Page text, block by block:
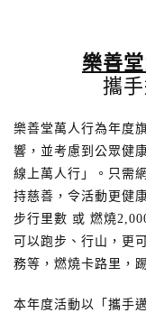
樂善堂
攜
樂善堂萬人行為年度
響，並考慮到公眾健
線上萬人行」。只需
持慈善，令活動更健
步行里數 或 燃燒
可以跑步、行山，更
務等，燃燒卡路里，
本年度活動以「攜手